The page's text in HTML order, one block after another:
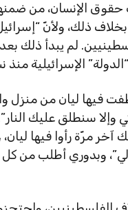
الإنسان، من
ذلك، ولأنّ
الإسرائيلية منذ
فيها ليان من منزل
وإلا سنطلق عليك
مرّة رأوا فيها
وبدوري أطلب من